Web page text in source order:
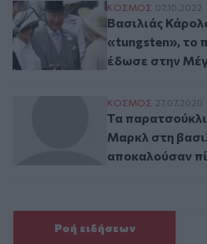
Βασιλιάς
ΚΟΣΜΟΣ 07.10.2022
Βασιλιάς
«tungsten», το
έδωσε στην
Τα
ΚΟΣΜΟΣ 27.07.2020
Τα
Μαρκλ στη
αποκαλούσαν
Ροή ειδήσεων